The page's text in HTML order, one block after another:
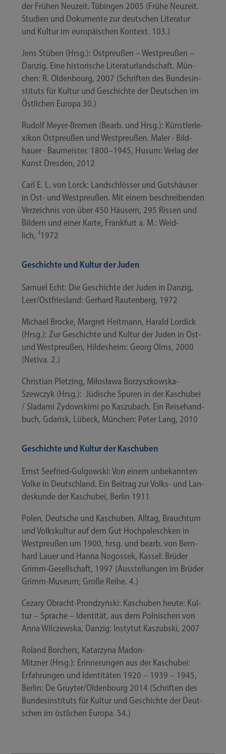
der Frü­hen Neu­zeit. Tübin­gen 2005 (Frü­he Neu­zeit.
Stu­di­en und Doku­men­te zur deut­schen Lite­ra­tur
und Kul­tur im euro­päi­schen Kon­text. 103.)
Jens Stüben (Hrsg.): Ost­preu­ßen – West­preu­ßen –
Dan­zig. Eine his­to­ri­sche Lite­ra­tur­land­schaft. Mün­
chen: R. Olden­bourg, 2007 (Schrif­ten des Bun­des­in­
sti­tuts für Kul­tur und Geschich­te der Deut­schen im
Öst­li­chen Euro­pa 30.)
Rudolf Meyer-​Bremen (Bearb. und Hrsg.): Künst­ler­le­
xi­kon Ost­preu­ßen und West­preu­ßen. Maler · Bild­
hau­er · Bau­meis­ter. 1800–1945, Husum: Ver­lag der
Kunst Dres­den, 2012
Carl E. L. von Lorck: Land­schlös­ser und Guts­häu­ser
in Ost- und West­preu­ßen. Mit einem beschrei­ben­den
Ver­zeich­nis von über 450 Häu­sern, 295 Ris­sen und
Bil­dern und einer Kar­te, Frank­furt a. M.: Weid­
lich, 41972
Geschichte und Kultur der Juden
Samu­el Echt: Die Geschich­te der Juden in Dan­zig,
Leer/​Ostfriesland: Ger­hard Rau­ten­berg, 1972
Micha­el Bro­cke, Mar­gret Heit­mann, Harald Lor­dick
(Hrsg.): Zur Geschich­te und Kul­tur der Juden in Ost-
und West­preu­ßen, Hil­des­heim: Georg Olms, 2000
(Neti­va. 2.)
Chris­ti­an Plet­zing, Miłosła­wa Borzyszkowska-​
Szewczyk (Hrsg.): Jüdi­sche Spu­ren in der Kaschub­ei
/​ Sla­da­mi Zydowski­mi po Kas­zu­bach. Ein Rei­se­hand­
buch, Gdańsk, Lübeck, Mün­chen: Peter Lang, 2010
Geschichte und Kultur der Kaschuben
Ernst Seefried-​Gulgowski: Von einem unbe­kann­ten
Vol­ke in Deutsch­land. Ein Bei­trag zur Volks- und Lan­
des­kun­de der Kaschub­ei, Ber­lin 1911
Polen, Deut­sche und Kaschub­en. All­tag, Brauch­tum
und Volks­kul­tur auf dem Gut Hoch­pa­lesch­ken in
West­preu­ßen um 1900, hrsg. und bearb. von Bern­
hard Lau­er und Han­na Nogos­sek, Kas­sel: Brü­der
Grimm-​Gesellschaft, 1997 (Aus­stel­lun­gen im Brü­der
Grimm-​Museum; Gro­ße Rei­he. 4.)
Ceza­ry Obracht-​Prondzyński: Kaschub­en heu­te: Kul­
tur – Spra­che – Iden­ti­tät, aus dem Pol­ni­schen von
Anna Wilc­zews­ka, Dan­zig: Ins­ty­tut Kas­zub­ski, 2007
Roland Bor­chers, Katar­zy­na Madon-​
Mitzner (Hrsg.): Erin­ne­run­gen aus der Kaschub­ei:
Erfah­run­gen und Iden­ti­tä­ten 1920 – 1939 – 1945,
Ber­lin: De Gruyter/​Oldenbourg 2014 (Schrif­ten des
Bun­des­in­sti­tuts für Kul­tur und Geschich­te der Deut­
schen im öst­li­chen Euro­pa. 54.)